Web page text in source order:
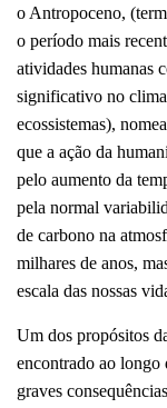
o Antropoceno,
o período mais
atividades humanas
significativo no
ecossistemas),
que a ação da
pelo aumento da
pela normal
de carbono na
milhares de anos,
escala das nossas
Um dos propósitos
encontrado ao longo
graves